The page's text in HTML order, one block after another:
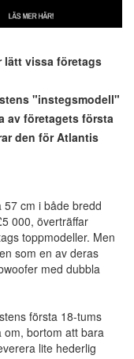
lätt vissa företags
"instegsmodell"
av företagets första
den för Atlantis
cm i både bredd
000, överträffar
toppmodeller. Men
som en av deras
med dubbla
första 18-tums
bortom att bara
lite hederlig